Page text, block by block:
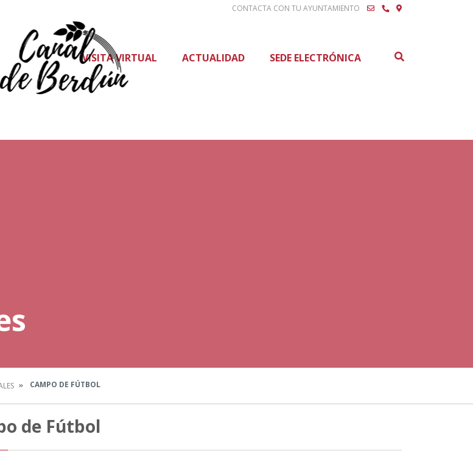
CONTACTA CON TU AYUNTAMIENTO
VISITA VIRTUAL ACTUALIDAD SEDE ELECTRÓNICA
CAMPO DE FÚTBOL
de Fútbol